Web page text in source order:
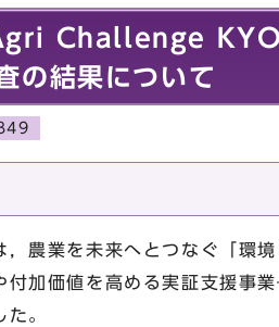
Challenge
の結果について
農業を未来へとつなぐ「環
付加価値を高める実証支
。